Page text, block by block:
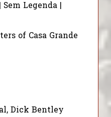
Legenda |
of Casa Grande
Dick Bentley